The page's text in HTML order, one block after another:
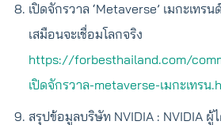
เปิดจักรวาล ‘Metaverse’ เมกะเทร
เสมือนจะเชื่อมโลกจริง
https://forbesthailand.com/
เปิดจักรวาล-metaverse-เมกะเทรน
สรุปข้อมูลบริษัท NVIDIA : NVIDIA ผู้